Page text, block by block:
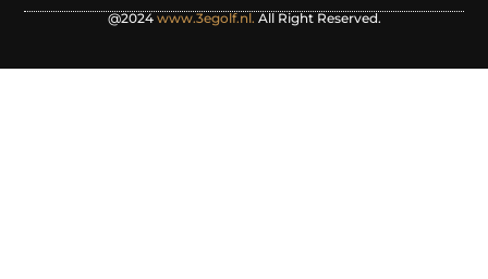
@2024www.3egolf.nl.All Right Reserved.